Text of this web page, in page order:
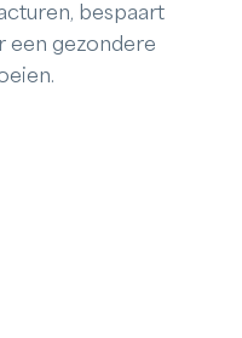
bespaart
een gezondere